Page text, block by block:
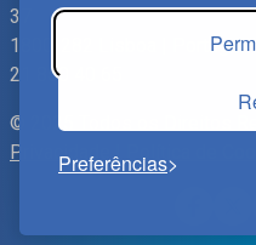
Preferências
37
1800-282 Lisboa | Portugal
21 850 40 65
© 2025 Todos os Direitos
Privacidade
|